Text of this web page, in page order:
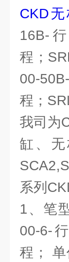
CKD
16B-
程；
00-
程；
我司为
缸、
系列
1、笔
00-6-
程；